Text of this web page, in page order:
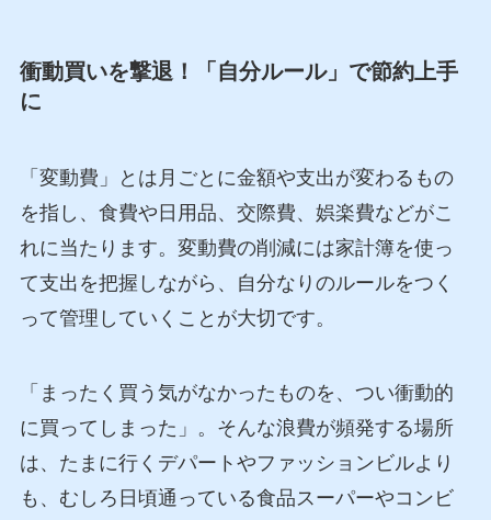
衝動買いを撃退！「自分ルール」で節約上手
に
「変動費」とは月ごとに金額や支出が変わるもの
を指し、食費や日用品、交際費、娯楽費などがこ
れに当たります。変動費の削減には家計簿を使っ
て支出を把握しながら、自分なりのルールをつく
って管理していくことが大切です。
「まったく買う気がなかったものを、つい衝動的
に買ってしまった」。そんな浪費が頻発する場所
は、たまに行くデパートやファッションビルより
も、むしろ日頃通っている食品スーパーやコンビ